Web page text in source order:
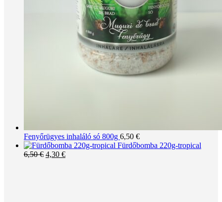
Fenyőrügyes inhaláló só 800g 6,50 €
Fürdőbomba 220g-tropical
6,50€ Original
4,30 €Current